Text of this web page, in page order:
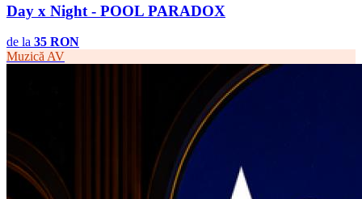
Day x Night - POOL PARADOX
de la 35 RON
Muzică AV